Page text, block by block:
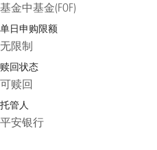
基金中基金(FOF)
单日申购限额
无限制
赎回状态
可赎回
托管人
平安银行